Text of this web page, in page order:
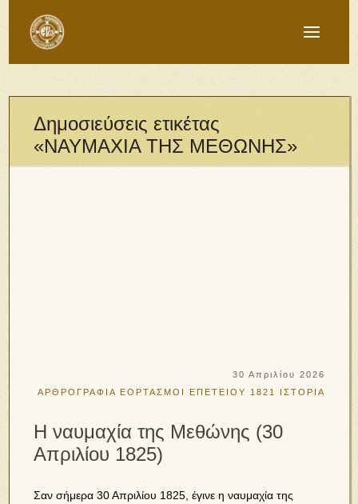
Δημοσιεύσεις ετικέτας
«ΝΑΥΜΑΧΙΑ ΤΗΣ ΜΕΘΩΝΗΣ»
30 Απριλίου 2026
ΑΡΘΡΟΓΡΑΦΙΑ ΕΟΡΤΑΣΜΟΙ ΕΠΕΤΕΙΟΥ 1821 ΙΣΤΟΡΙΑ
Η ναυμαχία της Μεθώνης (30
Απριλίου 1825)
Σαν σήμερα 30 Απριλίου 1825, έγινε η ναυμαχία της